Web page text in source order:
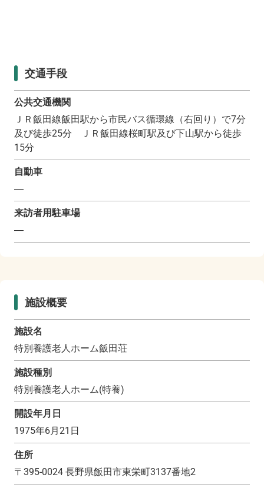
交通手段
公共交通機関
ＪＲ飯田線飯田駅から市民バス循環線（右回り）で7分
及び徒歩25分 ＪＲ飯田線桜町駅及び下山駅から徒歩
15分
自動車
―
来訪者用駐車場
―
施設概要
施設名
特別養護老人ホーム飯田荘
施設種別
特別養護老人ホーム(特養)
開設年月日
1975年6月21日
住所
〒 395-0024 長野県飯田市東栄町3137番地2